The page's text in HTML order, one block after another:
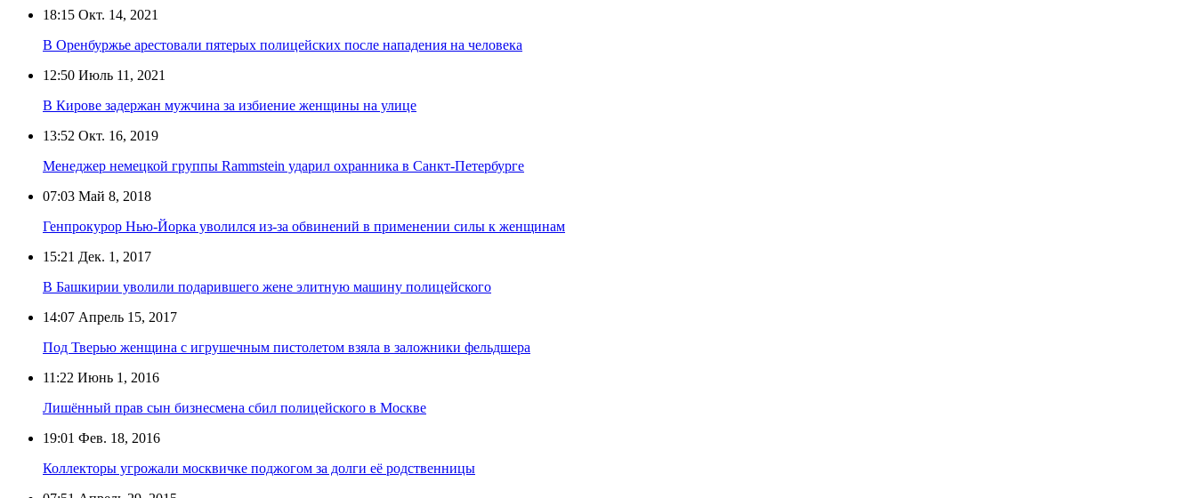
18:15 Окт. 14, 2021
В Оренбуржье арестовали пятерых полицейских после нападения на человека
12:50 Июль 11, 2021
В Кирове задержан мужчина за избиение женщины на улице
13:52 Окт. 16, 2019
Менеджер немецкой группы Rammstein ударил охранника в Санкт-Петербурге
07:03 Май 8, 2018
Генпрокурор Нью-Йорка уволился из-за обвинений в применении силы к женщинам
15:21 Дек. 1, 2017
В Башкирии уволили подарившего жене элитную машину полицейского
14:07 Апрель 15, 2017
Под Тверью женщина с игрушечным пистолетом взяла в заложники фельдшера
11:22 Июнь 1, 2016
Лишённый прав сын бизнесмена сбил полицейского в Москве
19:01 Фев. 18, 2016
Коллекторы угрожали москвичке поджогом за долги её родственницы